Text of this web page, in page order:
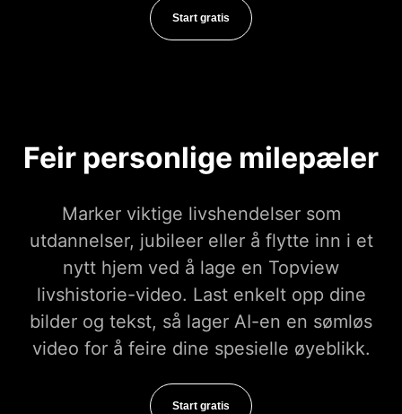
Start gratis
Feir personlige milepæler
Marker viktige livshendelser som
utdannelser, jubileer eller å flytte inn i et
nytt hjem ved å lage en Topview
livshistorie-video. Last enkelt opp dine
bilder og tekst, så lager AI-en en sømløs
video for å feire dine spesielle øyeblikk.
Start gratis